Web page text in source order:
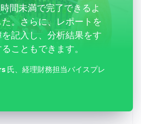
間未満で完了できるよ
。さらに、レポートを
記入し、分析結果をす
こともできます。
氏 、経理財務担当バイスプレ